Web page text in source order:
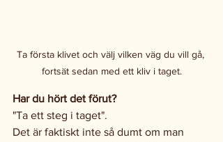
Ta första klivet och välj vilken väg du vill gå,
fortsät sedan med ett kliv i taget.
Har du hört det förut?
"Ta ett steg i taget".
Det är faktiskt inte så dumt om man